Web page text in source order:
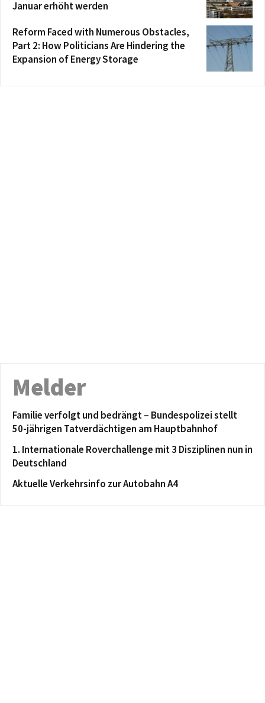
Januar erhöht werden
Reform Faced with Numerous Obstacles,
Part 2: How Politicians Are Hindering the
Expansion of Energy Storage
Melder
Familie verfolgt und bedrängt – Bundespolizei stellt
50-jährigen Tatverdächtigen am Hauptbahnhof
1. Internationale Roverchallenge mit 3 Disziplinen nun in
Deutschland
Aktuelle Verkehrsinfo zur Autobahn A4